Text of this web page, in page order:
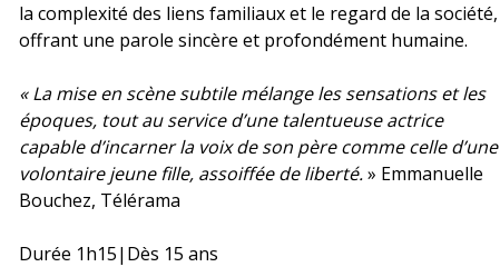
la complexité des liens familiaux et le regard de la société,
offrant une parole sincère et profondément humaine.
« La mise en scène subtile mélange les sensations et les
époques, tout au service d’une talentueuse actrice
capable d’incarner la voix de son père comme celle d’une
volontaire jeune fille, assoiffée de liberté.» Emmanuelle
Bouchez, Télérama
Durée 1h15|Dès 15 ans